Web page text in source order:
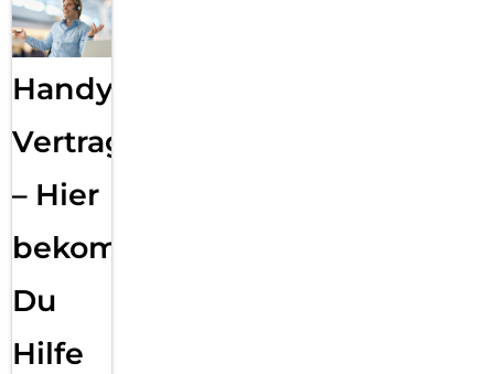
Handy
Vertragsabwicklung
– Hier
bekommst
Du
Hilfe